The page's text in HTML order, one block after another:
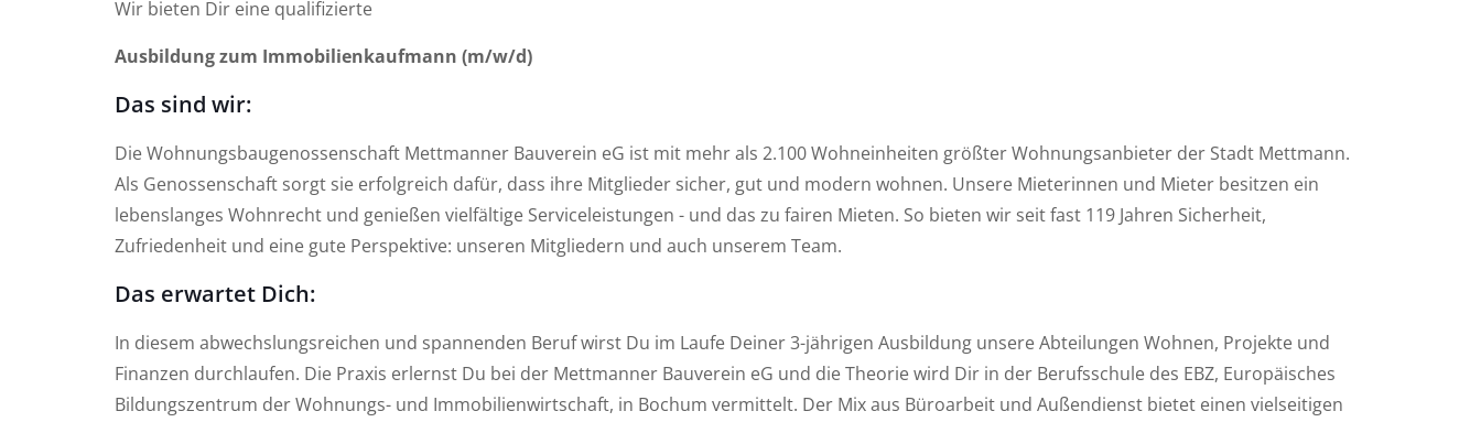
Wir bieten Dir eine qualifizierte
Ausbildung zum Immobilienkaufmann (m/w/d)
Das sind wir:
Die Wohnungsbaugenossenschaft Mettmanner Bauverein eG ist mit mehr als 2.100 Wohneinheiten größter Wohnungsanbieter der Stadt Mettmann.
Als Genossenschaft sorgt sie erfolgreich dafür, dass ihre Mitglieder sicher, gut und modern wohnen. Unsere Mieterinnen und Mieter besitzen ein
lebenslanges Wohnrecht und genießen vielfältige Serviceleistungen - und das zu fairen Mieten. So bieten wir seit fast 119 Jahren Sicherheit,
Zufriedenheit und eine gute Perspektive: unseren Mitgliedern und auch unserem Team.
Das erwartet Dich:
In diesem abwechslungsreichen und spannenden Beruf wirst Du im Laufe Deiner 3-jährigen Ausbildung unsere Abteilungen Wohnen, Projekte und
Finanzen durchlaufen. Die Praxis erlernst Du bei der Mettmanner Bauverein eG und die Theorie wird Dir in der Berufsschule des EBZ, Europäisches
Bildungszentrum der Wohnungs- und Immobilienwirtschaft, in Bochum vermittelt. Der Mix aus Büroarbeit und Außendienst bietet einen vielseitigen